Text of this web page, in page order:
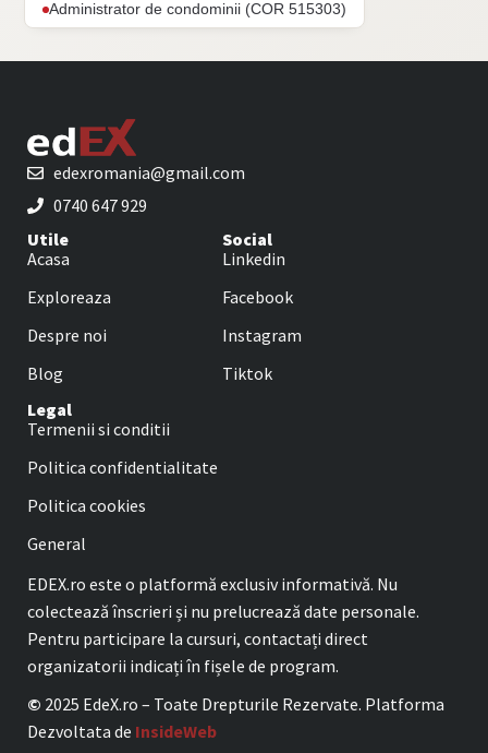
Administrator de condominii (COR 515303)
edexromania@gmail.com
0740 647 929
Utile
Acasa
Exploreaza
Despre noi
Blog
Social
Linkedin
Facebook
Instagram
Tiktok
Legal
Termenii si conditii
Politica confidentialitate
Politica cookies
General
EDEX.ro este o platformă exclusiv informativă. Nu
colectează înscrieri și nu prelucrează date personale.
Pentru participare la cursuri, contactați direct
organizatorii indicați în fișele de program.
© 2025 EdeX.ro – Toate Drepturile Rezervate. Platforma
Dezvoltata de InsideWeb